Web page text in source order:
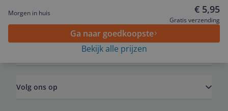
Morgen in huis € 5,95
Gratis verzending
Ga naar goedkoopste
Bekijk alle prijzen
Algemeen
Volg ons op